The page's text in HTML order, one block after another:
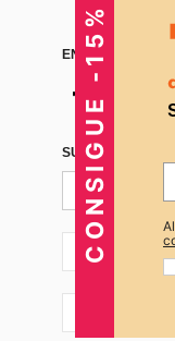
ENCUÉNTRANOS
SUSCRÍBETE
PE + 51
CONSIGUE -15%